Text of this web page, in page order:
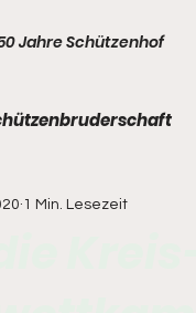
Jahre Schützenhof
5. Kompanie
1 Min. Lesezeit